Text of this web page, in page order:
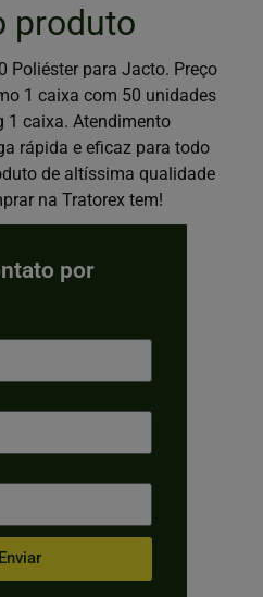
produto
Poliéster para Jacto. Preço
1 caixa com 50 unidades
1 caixa. Atendimento
rápida e eficaz para todo
de altíssima qualidade
na Tratorex tem!
por
Enviar